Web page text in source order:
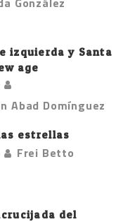
izquierda y Santa
age
Abad Domínguez
estrellas
Frei Betto
del